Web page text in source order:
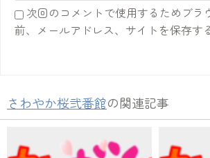
次回のコメントで使用するためブラ
前、メールアドレス、サイトを保存す
さわやか桜弐番館の関連記事